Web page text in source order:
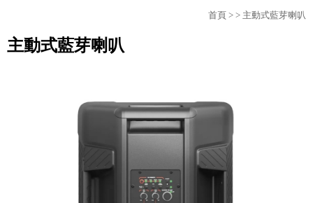
首頁 > > 主動式藍芽喇叭
主動式藍芽喇叭